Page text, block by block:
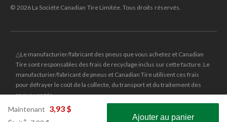
Maintenant 3,93 $
± Ajouter au panier
© 2026 La Société Canadian Tire Limitée. Tous droits réservés.
△Le manufacturier/fabricant des pneus que vous achetez et Canadian
Tire sont responsables des frais de recyclage inclus sur cette facture. Le
manufacturier/fabricant de pneus et Canadian Tire utilisent ces frais
pour défrayer le coût de la collecte, du transport et du traitement des
pneus usagés.
CANADIAN TIRE MDet le logo du triangle CANADIAN TIRE sont des
marques de commerce déposées de la Société Canadian Tire Limitée.